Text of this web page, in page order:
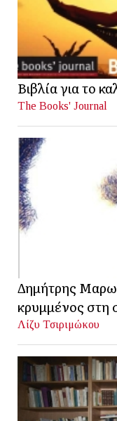
Βιβλία για το
The Books' Journal
Δημήτρης
κρυμμένος στη
Λίζυ Τσιριμώκου